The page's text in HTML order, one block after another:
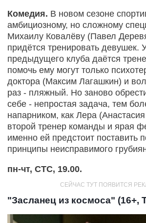
Комедия. В новом сезоне
амбициозному, но сложному
Михаилу Ковалёву (Павел
придётся тренировать девушек.
предыдущего клуба даётся
помочь ему могут только
доктора (Максим Лагашкин) и
раз - пляжный. Но заново
себе - непростая задача, тем
напарником, как Лера
второй тренер команды и ярая
именно ей предстоит поставить
принципы неисправимого
пн-чт, СТС, 19.00.
"Засланец из космоса" (16+,